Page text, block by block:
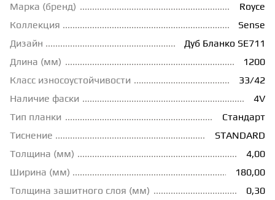
КЛЕЙ
НАЛИВНОЙ ПОЛ
ТЕПЛЫЙ ПОЛ
Марка (бренд)
Royce
Коллекция
Sense
Дизайн
Дуб Бланко SE711
Длина (мм)
1200
Класс износоустойчивости
33/42
Наличие фаски
4V
Тип планки
Стандарт
Тиснение
STANDARD
Толщина (мм)
4,00
Ширина (мм)
180,00
Толщина зашитного слоя (мм)
0,30